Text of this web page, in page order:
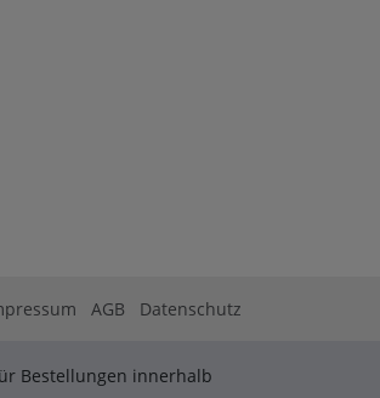
AGB Datenschutz
Bestellungen innerhalb